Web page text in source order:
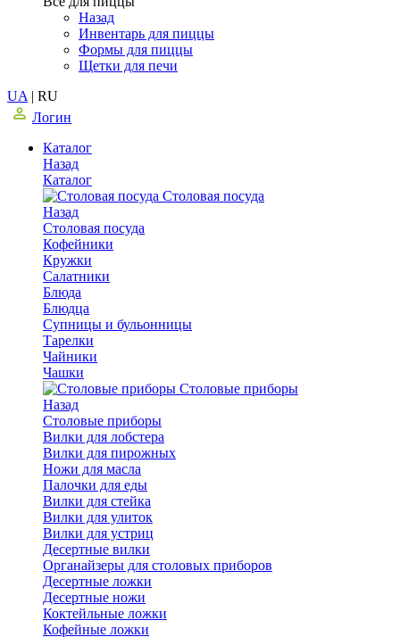
Назад
Инвентарь для пиццы
Формы для пиццы
Щетки для печи
UA | RU
Логин
Каталог
Назад
Каталог
Столовая посуда
Назад
Столовая посуда
Кофейники
Кружки
Салатники
Блюда
Блюдца
Супницы и бульонницы
Тарелки
Чайники
Чашки
Cтоловые приборы
Назад
Cтоловые приборы
Вилки для лобстера
Вилки для пирожных
Ножи для масла
Палочки для еды
Вилки для стейка
Вилки для улиток
Вилки для устриц
Десертные вилки
Органайзеры для столовых приборов
Десертные ложки
Десертные ножи
Коктейльные ложки
Кофейные ложки